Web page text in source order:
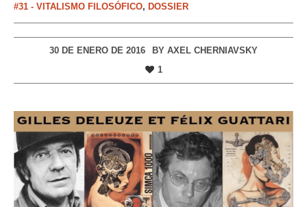
#31 - VITALISMO FILOSÓFICO, DOSSIER
30 DE ENERO DE 2016 BY AXEL CHERNIAVSKY
1